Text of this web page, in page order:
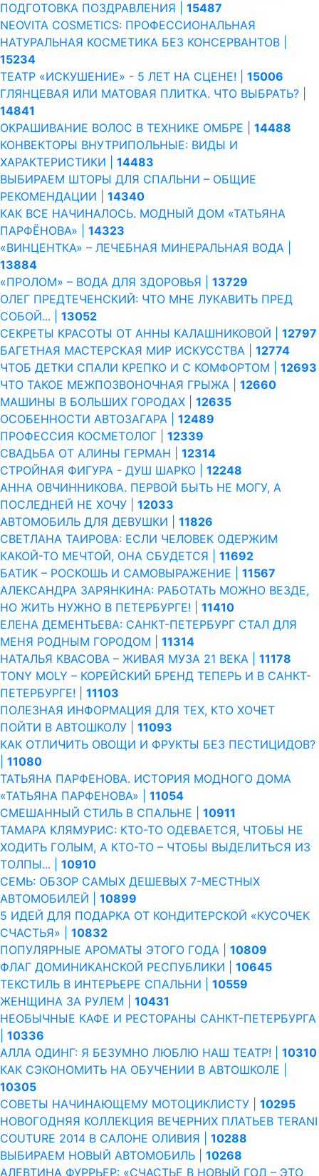
ПОДГОТОВКА ПОЗДРАВЛЕНИЯ | 15487
NEOVITA COSMETICS: ПРОФЕССИОНАЛЬНАЯ
НАТУРАЛЬНАЯ КОСМЕТИКА БЕЗ КОНСЕРВАНТОВ |
15234
ТЕАТР «ИСКУШЕНИЕ» - 5 ЛЕТ НА СЦЕНЕ! | 15006
ГЛЯНЦЕВАЯ ИЛИ МАТОВАЯ ПЛИТКА. ЧТО ВЫБРАТЬ? |
14841
ОКРАШИВАНИЕ ВОЛОС В ТЕХНИКЕ ОМБРЕ | 14488
КОНВЕКТОРЫ ВНУТРИПОЛЬНЫЕ: ВИДЫ И
ХАРАКТЕРИСТИКИ | 14483
ВЫБИРАЕМ ШТОРЫ ДЛЯ СПАЛЬНИ – ОБЩИЕ
РЕКОМЕНДАЦИИ | 14340
КАК ВСЕ НАЧИНАЛОСЬ. МОДНЫЙ ДОМ «ТАТЬЯНА
ПАРФЁНОВА» | 14323
«ВИНЦЕНТКА» – ЛЕЧЕБНАЯ МИНЕРАЛЬНАЯ ВОДА |
13884
«ПРОЛОМ» – ВОДА ДЛЯ ЗДОРОВЬЯ | 13729
ОЛЕГ ПРЕДТЕЧЕНСКИЙ: ЧТО МНЕ ЛУКАВИТЬ ПРЕД
СОБОЙ... | 13052
СЕКРЕТЫ КРАСОТЫ ОТ АННЫ КАЛАШНИКОВОЙ | 12797
БАГЕТНАЯ МАСТЕРСКАЯ МИР ИСКУССТВА | 12774
ЧТОБ ДЕТКИ СПАЛИ КРЕПКО И С КОМФОРТОМ | 12693
ЧТО ТАКОЕ МЕЖПОЗВОНОЧНАЯ ГРЫЖА | 12660
МАШИНЫ В БОЛЬШИХ ГОРОДАХ | 12635
ОСОБЕННОСТИ АВТОЗАГАРА | 12489
ПРОФЕССИЯ КОСМЕТОЛОГ | 12339
СВАДЬБА ОТ АЛИНЫ ГЕРМАН | 12314
СТРОЙНАЯ ФИГУРА - ДУШ ШАРКО | 12248
АННА ОВЧИННИКОВА. ПЕРВОЙ БЫТЬ НЕ МОГУ, А
ПОСЛЕДНЕЙ НЕ ХОЧУ | 12033
АВТОМОБИЛЬ ДЛЯ ДЕВУШКИ | 11826
СВЕТЛАНА ТАИРОВА: ЕСЛИ ЧЕЛОВЕК ОДЕРЖИМ
КАКОЙ­-ТО МЕЧТОЙ, ОНА СБУДЕТСЯ | 11692
БАТИК – РОСКОШЬ И САМОВЫРАЖЕНИЕ | 11567
АЛЕКСАНДРА ЗАРЯНКИНА: РАБОТАТЬ МОЖНО ВЕЗДЕ,
НО ЖИТЬ НУЖНО В ПЕТЕРБУРГЕ! | 11410
ЕЛЕНА ДЕМЕНТЬЕВА: САНКТ-ПЕТЕРБУРГ СТАЛ ДЛЯ
МЕНЯ РОДНЫМ ГОРОДОМ | 11314
НАТАЛЬЯ КВАСОВА – ЖИВАЯ МУЗА 21 ВЕКА | 11178
TONY MOLY – КОРЕЙСКИЙ БРЕНД ТЕПЕРЬ И В САНКТ-
ПЕТЕРБУРГЕ! | 11103
ПОЛЕЗНАЯ ИНФОРМАЦИЯ ДЛЯ ТЕХ, КТО ХОЧЕТ
ПОЙТИ В АВТОШКОЛУ | 11093
КАК ОТЛИЧИТЬ ОВОЩИ И ФРУКТЫ БЕЗ ПЕСТИЦИДОВ?
11080
ТАТЬЯНА ПАРФЕНОВА. ИСТОРИЯ МОДНОГО ДОМА
«ТАТЬЯНА ПАРФЕНОВА» | 11054
СМЕШАННЫЙ СТИЛЬ В СПАЛЬНЕ | 10911
ТАМАРА КЛЯМУРИС: КТО-ТО ОДЕВАЕТСЯ, ЧТОБЫ НЕ
ХОДИТЬ ГОЛЫМ, А КТО-ТО – ЧТОБЫ ВЫДЕЛИТЬСЯ ИЗ
ТОЛПЫ... | 10910
СЕМЬ: ОБЗОР САМЫХ ДЕШЕВЫХ 7-МЕСТНЫХ
АВТОМОБИЛЕЙ | 10899
5 ИДЕЙ ДЛЯ ПОДАРКА ОТ КОНДИТЕРСКОЙ «КУСОЧЕК
СЧАСТЬЯ» | 10832
ПОПУЛЯРНЫЕ АРОМАТЫ ЭТОГО ГОДА | 10809
ФЛАГ ДОМИНИКАНСКОЙ РЕСПУБЛИКИ | 10645
ТЕКСТИЛЬ В ИНТЕРЬЕРЕ СПАЛЬНИ | 10559
ЖЕНЩИНА ЗА РУЛЕМ | 10431
НЕОБЫЧНЫЕ КАФЕ И РЕСТОРАНЫ САНКТ-ПЕТЕРБУРГА
10336
АЛЛА ОДИНГ: Я БЕЗУМНО ЛЮБЛЮ НАШ ТЕАТР! | 10310
КАК СЭКОНОМИТЬ НА ОБУЧЕНИИ В АВТОШКОЛЕ |
10305
СОВЕТЫ НАЧИНАЮЩЕМУ МОТОЦИКЛИСТУ | 10295
НОВОГОДНЯЯ КОЛЛЕКЦИЯ ВЕЧЕРНИХ ПЛАТЬЕВ TERANI
COUTURE 2014 В САЛОНЕ ОЛИВИЯ | 10288
ВЫБИРАЕМ НОВЫЙ АВТОМОБИЛЬ | 10268
АЛЕВТИНА ФУРРЬЕР: «СЧАСТЬЕ В НОВЫЙ ГОД – ЭТО